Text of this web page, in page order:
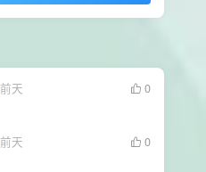
前天
0
前天
0